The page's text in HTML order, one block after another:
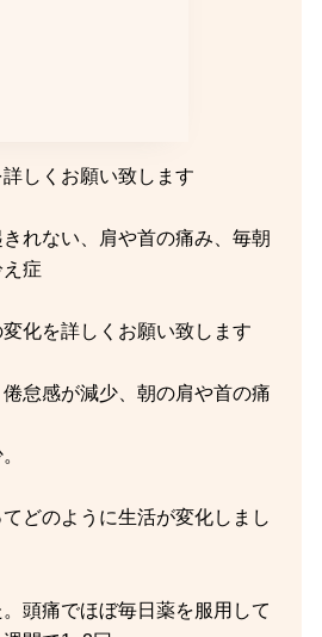
詳しくお願い致します
れない、肩や首の痛み、毎朝
症
変化を詳しくお願い致します
怠感が減少、朝の肩や首の痛
てどのように生活が変化しまし
頭痛でほぼ毎日薬を服用して